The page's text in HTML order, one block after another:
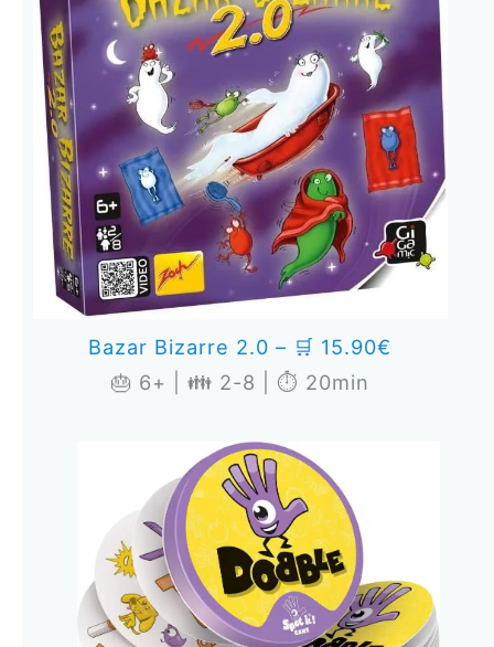
Bazar Bizarre 2.0 – 🛒 15.90€
🎂 6+ | 👪 2-8 | ⏱️ 20min